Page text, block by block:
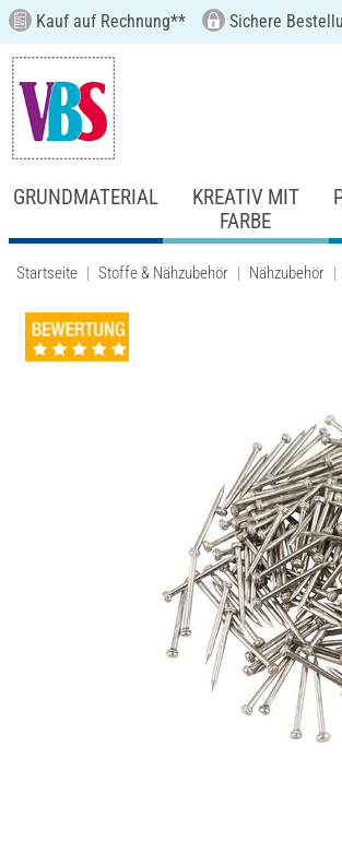
Kauf auf Rechnung** Sichere
GRUNDMATERIAL
KREATIV MIT
FARBE
Startseite Stoffe & Nähzubehör Nähzubehör